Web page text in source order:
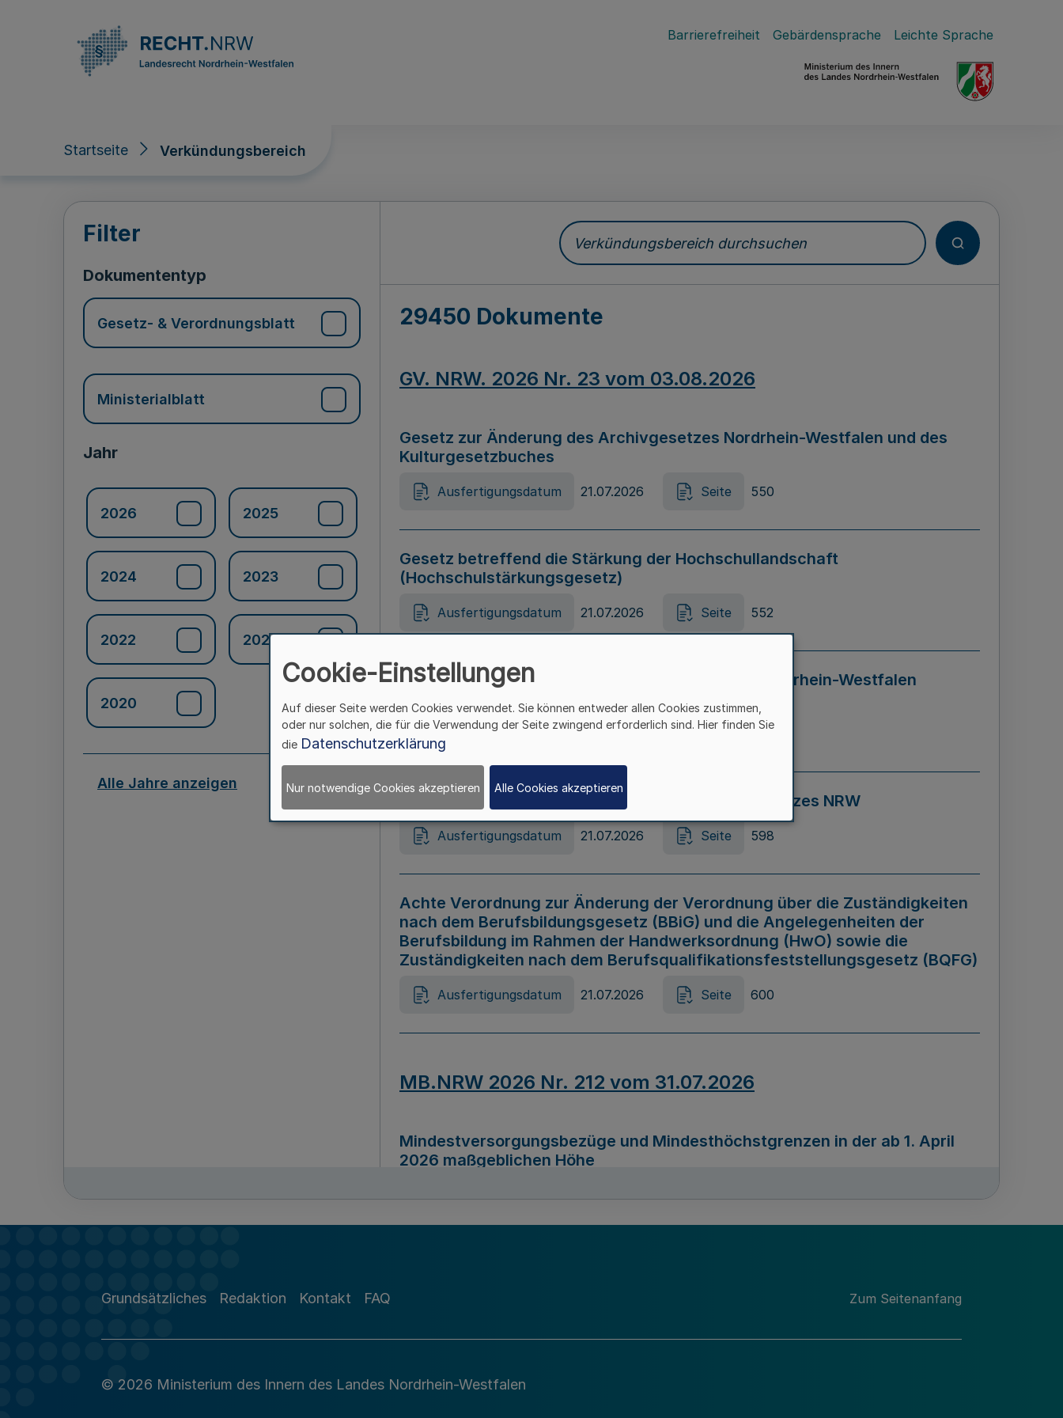
Barrierefreiheit Gebärdensprache Leichte Sprache
Startseite Verkündungsbereich
Verkündungsbereich
Filter
Dokumententyp
Gesetz- & Verordnungsblatt
Ministerialblatt
Jahr
2026 2025
2024 2023
2022 2021
2020
Alle Jahre anzeigen
Verkündungsbereich durchsuchen
29450 Dokumente
GV. NRW. 2026 Nr. 23 vom 03.08.2026
Gesetz zur Änderung des Archivgesetzes Nordrhein-Westfalen und des
Kulturgesetzbuches
Ausfertigungsdatum 21.07.2026 Seite 550
Gesetz betreffend die Stärkung der Hochschullandschaft
(Hochschulstärkungsgesetz)
Ausfertigungsdatum 21.07.2026 Seite 552
Gesetz zur Vermeidung von Diskriminierung in Nordrhein-Westfalen
(Landesantidiskriminierungsgesetz – LADG NRW)
Ausfertigungsdatum 21.07.2026 Seite 595
Gesetz zur Änderung des Online-Casinospiel Gesetzes NRW
Ausfertigungsdatum 21.07.2026 Seite 598
Achte Verordnung zur Änderung der Verordnung über die Zuständigkeiten
nach dem Berufsbildungsgesetz (BBiG) und die Angelegenheiten der
Berufsbildung im Rahmen der Handwerksordnung (HwO) sowie die
Zuständigkeiten nach dem Berufsqualifikationsfeststellungsgesetz (BQFG)
Ausfertigungsdatum 21.07.2026 Seite 600
MB.NRW 2026 Nr. 212 vom 31.07.2026
Mindestversorgungsbezüge und Mindesthöchstgrenzen in der ab 1. April
2026 maßgeblichen Höhe
Richtlinie zur Durchführung des Förderprogramms „Mittelstand Innovativ &
Grundsätzliches Redaktion Kontakt FAQ Zum Seitenanfang
© 2026 Ministerium des Innern des Landes Nordrhein-Westfalen
Cookie-Einstellungen
Auf dieser Seite werden Cookies verwendet. Sie können entweder allen Cookies zustimmen,
oder nur solchen, die für die Verwendung der Seite zwingend erforderlich sind. Hier finden Sie
die Datenschutzerklärung
Nur notwendige Cookies akzeptieren Alle Cookies akzeptieren